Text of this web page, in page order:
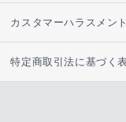
カスタマーハラスメン
特定商取引法に基づく